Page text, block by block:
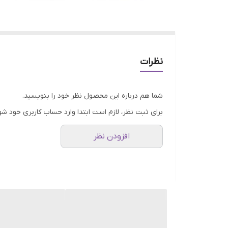
نظرات
شما هم درباره این محصول نظر خود را بنویسید.
برای ثبت نظر، لازم است ابتدا وارد حساب کاربری خود
افزودن نظر